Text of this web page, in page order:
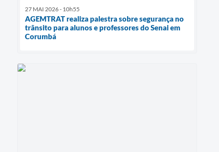
27 MAI 2026 - 10h55
AGEMTRAT realiza palestra sobre segurança no
trânsito para alunos e professores do Senai em
Corumbá